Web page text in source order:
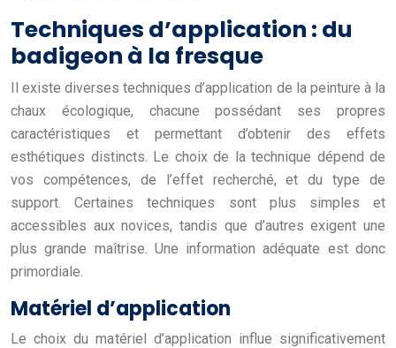
Techniques d’application : du
badigeon à la fresque
Il existe diverses techniques d’application de la peinture à la
chaux écologique, chacune possédant ses propres
caractéristiques et permettant d’obtenir des effets
esthétiques distincts. Le choix de la technique dépend de
vos compétences, de l’effet recherché, et du type de
support. Certaines techniques sont plus simples et
accessibles aux novices, tandis que d’autres exigent une
plus grande maîtrise. Une information adéquate est donc
primordiale.
Matériel d’application
Le choix du matériel d’application influe significativement